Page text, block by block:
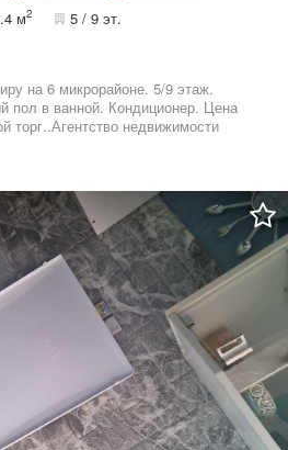
м2 5 / 9 эт.
на 6 микрорайоне. 5/9 этаж.
пол в ванной. Кондиционер. Цена
торг..Агентство недвижимости